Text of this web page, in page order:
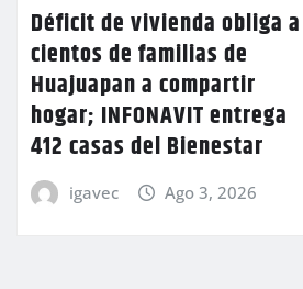
Déficit de vivienda obliga a
cientos de familias de
Huajuapan a compartir
hogar; INFONAVIT entrega
412 casas del Bienestar
igavec Ago 3, 2026